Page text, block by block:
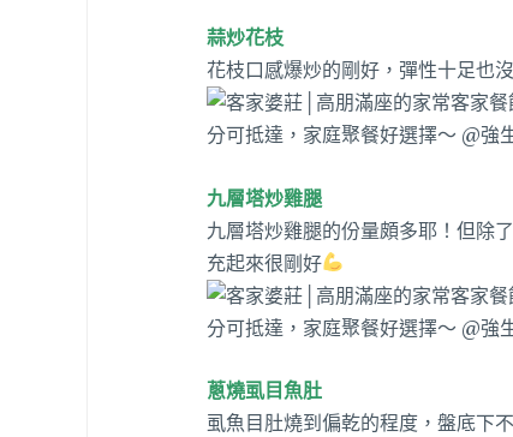
蒜炒花枝
花枝口感爆炒的剛好，彈性十足也
九層塔炒雞腿
九層塔炒雞腿的份量頗多耶！但除
充起來很剛好
蔥燒虱目魚肚
虱魚目肚燒到偏乾的程度，盤底下